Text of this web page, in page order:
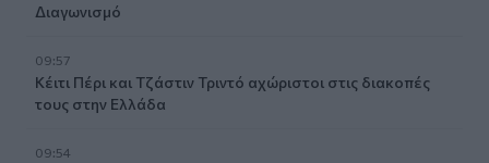
Διαγωνισμό
09:57
Κέιτι Πέρι και Τζάστιν Τριντό αχώριστοι στις διακοπές
τους στην Ελλάδα
09:54